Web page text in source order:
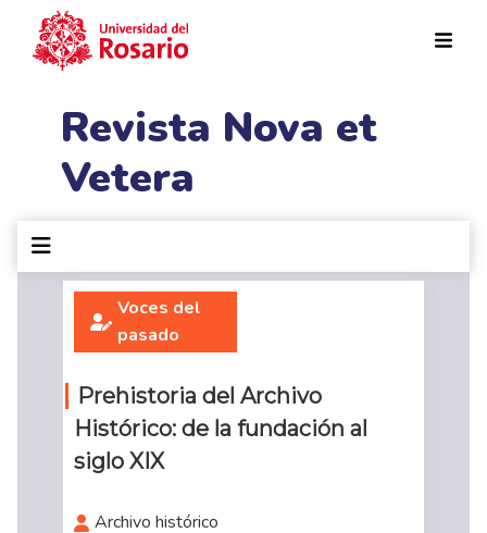
Revista Nova et
Vetera
Voces del
pasado
Prehistoria del Archivo
Histórico: de la fundación al
siglo XIX
Archivo histórico